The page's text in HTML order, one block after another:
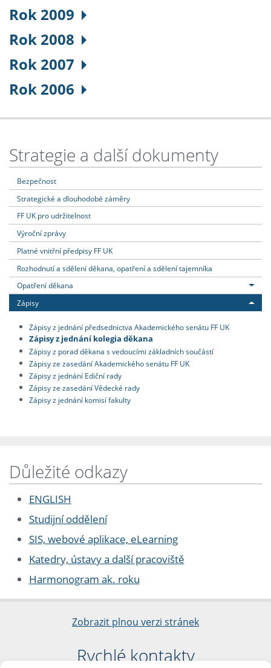
Rok 2009
Rok 2008
Rok 2007
Rok 2006
Strategie a další dokumenty
Bezpečnost
Strategické a dlouhodobé záměry
FF UK pro udržitelnost
Výroční zprávy
Platné vnitřní předpisy FF UK
Rozhodnutí a sdělení děkana, opatření a sdělení tajemníka
Opatření děkana
Zápisy
Zápisy z jednání předsednictva Akademického senátu FF UK
Zápisy z jednání kolegia děkana
Zápisy z porad děkana s vedoucími základních součástí
Zápisy ze zasedání Akademického senátu FF UK
Zápisy z jednání Ediční rady
Zápisy ze zasedání Vědecké rady
Zápisy z jednání komisí fakulty
Důležité odkazy
ENGLISH
Studijní oddělení
SIS, webové aplikace, eLearning
Katedry, ústavy a další pracoviště
Harmonogram ak. roku
Zobrazit plnou verzi stránek
Rychlé kontakty